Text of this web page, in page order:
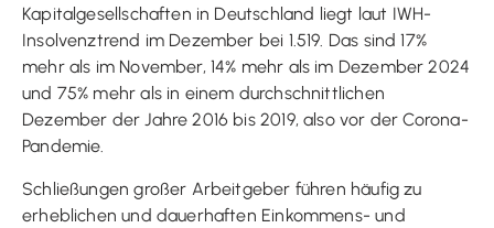
Kapitalgesellschaften in Deutschland liegt laut IWH-
Insolvenztrend im Dezember bei 1.519. Das sind 17%
mehr als im November, 14% mehr als im Dezember 2024
und 75% mehr als in einem durchschnittlichen
Dezember der Jahre 2016 bis 2019, also vor der Corona-
Pandemie.
Schließungen großer Arbeitgeber führen häufig zu
erheblichen und dauerhaften Einkommens- und